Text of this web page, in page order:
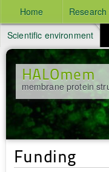
Home
Scientific environment
HALOmem
membrane protein
Funding